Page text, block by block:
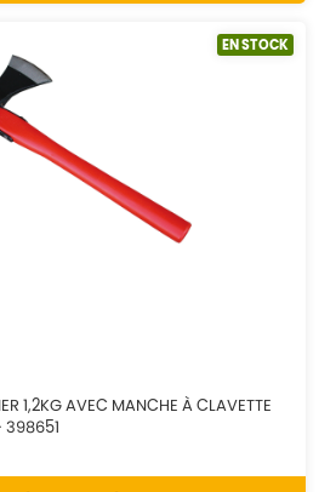
EN STOCK
1,2KG AVEC MANCHE À CLAVETTE
398651